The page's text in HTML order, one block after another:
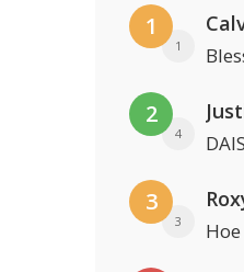
1
1
2
4
3
3